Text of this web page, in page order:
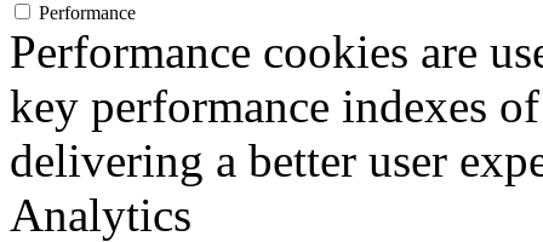
Performance
Performance cookies are
key performance indexes
delivering a better user
Analytics